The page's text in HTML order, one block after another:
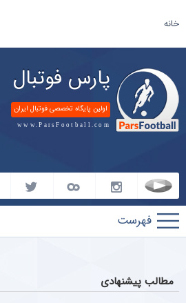
خانه
پارس فوتبال
اولین پایگاه تخصصی فوتبال ایران
www.ParsFootball.com
پارس
فوتبال
مطالب پیشنهادی